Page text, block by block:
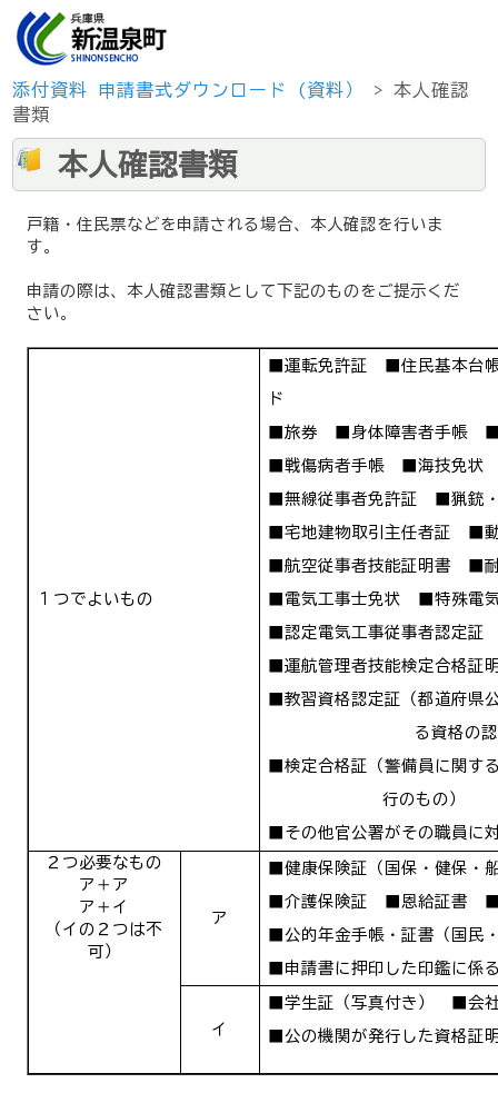
添付資料 申請書式ダウンロード (資料）
> 本人確認
書類
本人確認書類
戸籍・住民票などを申請される場合、本人確認を行いま
す。
申請の際は、本人確認書類として下記のものをご提示くだ
さい。
１つでよいもの
■運転免許証 ■住民基本台
ド
■旅券 ■身体障害者手帳
■戦傷病者手帳 ■海技免状
■無線従事者免許証 ■猟銃
■宅地建物取引主任者証 ■
■航空従事者技能証明書 ■
■電気工事士免状 ■特殊電
■認定電気工事従事者認定
■運航管理者技能検定合格
■教習資格認定証（都道府県
る資格の
■検定合格証（警備員に関す
行のもの）
■その他官公署がその職員に
２つ必要なもの
ア＋ア
ア＋イ
（イの２つは不
可）
ア
■健康保険証（国保・健保
■介護保険証 ■恩給証書 ■
■公的年金手帳・証書（国民
■申請書に押印した印鑑に係
イ
■学生証（写真付き） ■会
■公の機関が発行した資格証